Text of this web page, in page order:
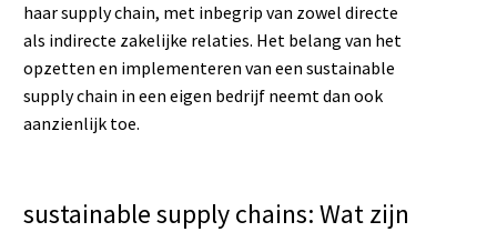
haar supply chain, met inbegrip van zowel directe
als indirecte zakelijke relaties. Het belang van het
opzetten en implementeren van een sustainable
supply chain in een eigen bedrijf neemt dan ook
aanzienlijk toe.
sustainable supply chains: Wat zijn